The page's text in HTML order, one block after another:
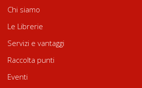
Chi siamo
Le Librerie
Servizi e vantaggi
Raccolta punti
Eventi